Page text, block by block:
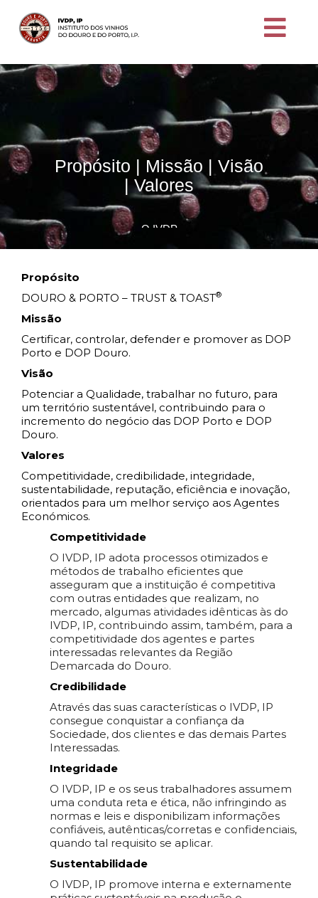
Propósito | Missão | Visão
| Valores
O IVDP
Propósito
DOURO & PORTO – TRUST & TOAST®
Missão
Certificar, controlar, defender e promover as DOP
Porto e DOP Douro.
Visão
Potenciar a Qualidade, trabalhar no futuro, para
um território sustentável, contribuindo para o
incremento do negócio das DOP Porto e DOP
Douro.
Valores
Competitividade, credibilidade, integridade,
sustentabilidade, reputação, eficiência e inovação,
orientados para um melhor serviço aos Agentes
Económicos.
Competitividade
O IVDP, IP adota processos otimizados e
métodos de trabalho eficientes que
asseguram que a instituição é competitiva
com outras entidades que realizam, no
mercado, algumas atividades idênticas às do
IVDP, IP, contribuindo assim, também, para a
competitividade dos agentes e partes
interessadas relevantes da Região
Demarcada do Douro.
Credibilidade
Através das suas características o IVDP, IP
consegue conquistar a confiança da
Sociedade, dos clientes e das demais Partes
Interessadas.
Integridade
O IVDP, IP e os seus trabalhadores assumem
uma conduta reta e ética, não infringindo as
normas e leis e disponibilizam informações
confiáveis, autênticas/corretas e confidenciais,
quando tal requisito se aplicar.
Sustentabilidade
O IVDP, IP promove interna e externamente